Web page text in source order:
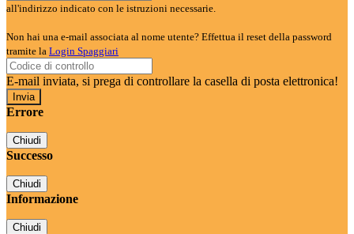
all'indirizzo indicato con le istruzioni necessarie.
Non hai una e-mail associata al nome utente? Effettua il reset della password
tramite la Login Spaggiari
E-mail inviata, si prega di controllare la casella di posta elettronica!
Errore
Chiudi
Successo
Chiudi
Informazione
Chiudi